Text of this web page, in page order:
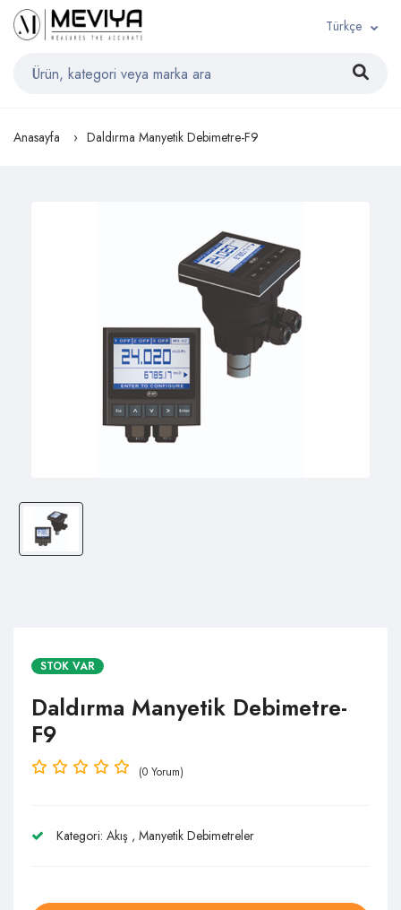
Türkçe
Anasayfa Daldırma Manyetik Debimetre-F9
STOK VAR
Daldırma Manyetik Debimetre-
F9
(0 Yorum)
Kategori: Akış , Manyetik Debimetreler